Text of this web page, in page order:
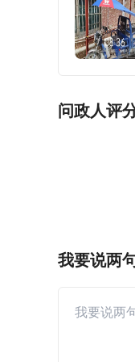
问政人评
我要说两